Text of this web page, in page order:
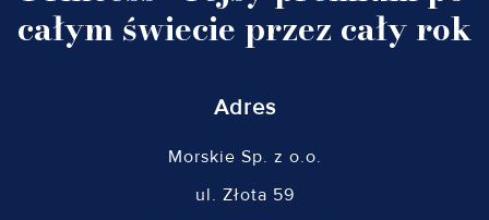
całym świecie przez cały rok
Adres
Morskie Sp. z o.o.
ul. Złota 59